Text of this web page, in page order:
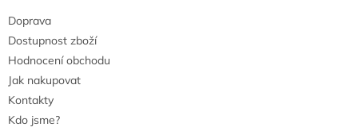
Doprava
Dostupnost zboží
Hodnocení obchodu
Jak nakupovat
Kontakty
Kdo jsme?